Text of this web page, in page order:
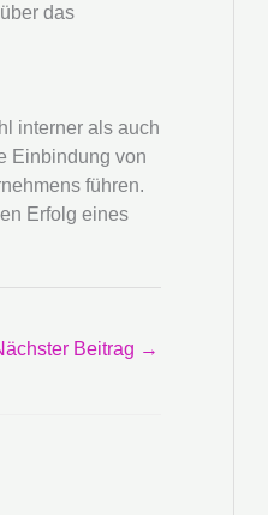
das
interner als auch
Einbindung von
führen.
Erfolg eines
Beitrag →